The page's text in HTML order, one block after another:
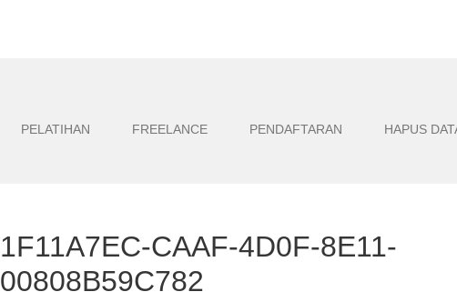
PELATIHAN FREELANCE PENDAFTARAN HAPUS
1F11A7EC-CAAF-4D0F-8E11-
00808B59C782